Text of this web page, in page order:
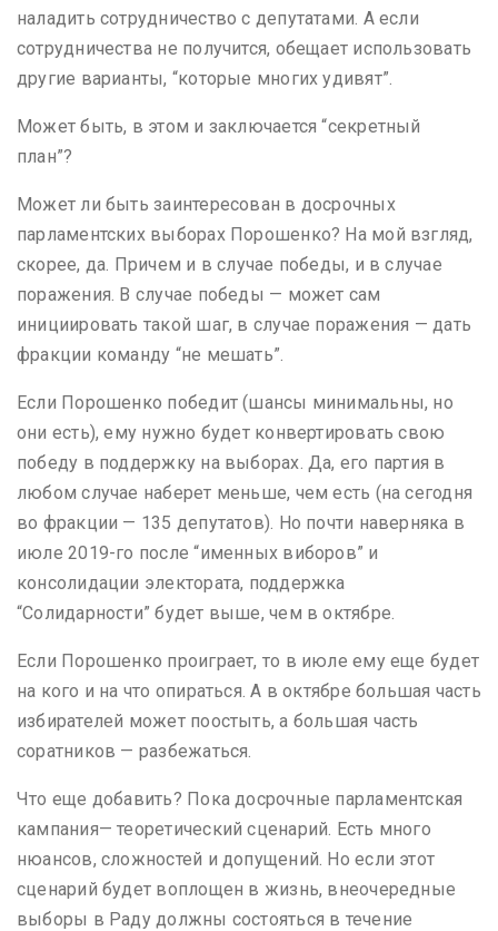
наладить сотрудничество с депутатами. А если
сотрудничества не получится, обещает использовать
другие варианты, “которые многих удивят”.
Может быть, в этом и заключается “секретный
план”?
Может ли быть заинтересован в досрочных
парламентских выборах Порошенко? На мой взгляд,
скорее, да. Причем и в случае победы, и в случае
поражения. В случае победы — может сам
инициировать такой шаг, в случае поражения — дать
фракции команду “не мешать”.
Если Порошенко победит (шансы минимальны, но
они есть), ему нужно будет конвертировать свою
победу в поддержку на выборах. Да, его партия в
любом случае наберет меньше, чем есть (на сегодня
во фракции — 135 депутатов). Но почти наверняка в
июле 2019-го после “именных виборов” и
консолидации электората, поддержка
“Солидарности” будет выше, чем в октябре.
Если Порошенко проиграет, то в июле ему еще будет
на кого и на что опираться. А в октябре большая часть
избирателей может поостыть, а большая часть
соратников — разбежаться.
Что еще добавить? Пока досрочные парламентская
кампания— теоретический сценарий. Есть много
нюансов, сложностей и допущений. Но если этот
сценарий будет воплощен в жизнь, внеочередные
выборы в Раду должны состояться в течение